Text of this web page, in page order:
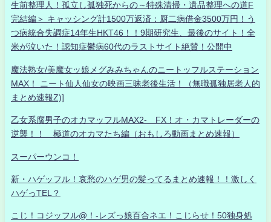
生前整理人！孤立し孤独死からの～特殊清掃・遺品整理への道F
完結編＞ キャッシング計1500万返済：厨二病借金3500万円！う
つ病統合失調症14年生HKT46！！9期研究生、最後のサイト！全
米が泣いた！認知症鬱病60代のラストサイト絶賛！公開中
魔法熟女/美魔女ッ娘メグみみちゃんのニートッフルステーション
MAX！ ニート仙人仙女の映画三昧老後生活！（無職孤独居老人的
まとめ速報Z)]
乙女系腐男子のオカマッフルMAX2- FX！オ・カマトレーダーの
逆襲！！ 極道のオカマたち編（おもしろ動画まとめ速報）
スーパーウンコ！
新・ハゲッフル！哀愁のハゲ男の髪ってるまとめ速報！！激しく
ハゲっTEL？
こじ！コジッフル@！-レズっ娘百合ネエ！こじらせ！50独身処